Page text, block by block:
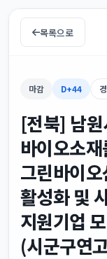
목록으로
마감 D+44
[전북] 남
바이오소
그린바이
활성화 및
지원기업
(시군구연